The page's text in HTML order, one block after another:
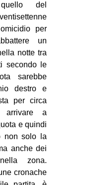
del
per
un
notte tra
secondo le
sarebbe
destro e
per circa
arrivare a
e quindi
non solo la
anche dei
zona.
cronache